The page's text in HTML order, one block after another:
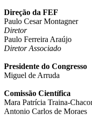
Direção da FEF
Paulo Cesar Montagner
Diretor
Paulo Ferreira Araújo
Diretor Associado
Presidente do Congresso
Miguel de Arruda
Comissão Científica
Mara Patrícia Traina-
Antonio Carlos de Moraes